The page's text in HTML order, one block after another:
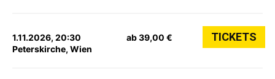
1.11.2026, 20:30
Peterskirche, Wien
ab 39,00 € TICKETS